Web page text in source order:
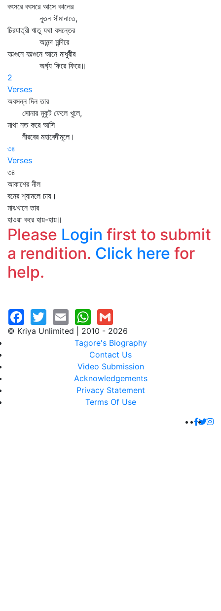
বৎসরে বৎসরে আসে কালের
নূতন সীমানাতে,
চিরযাত্রী ঋতু যথা বসন্তের
আনন্দ মন্দিরে
ফাল্গুনে ফাল্গুনে আনে মাধুরীর
অর্ঘ্য ফিরে ফিরে॥
2
Verses
অবসন্ন দিন তার
সোনার মুকুট ফেলে খুলে,
মাথা নত করে আসি
নীরবের মহাবেদীমূলে।
৩৪
Verses
৩৪
আকাশের নীল
বনের শ্যামলে চায়।
মাঝখানে তার
হাওয়া করে হায়-হায়॥
Please Login first to submit
a rendition. Click here for
help.
© Kriya Unlimited | 2010 - 2026
Tagore's Biography
Contact Us
Video Submission
Acknowledgements
Privacy Statement
Terms Of Use